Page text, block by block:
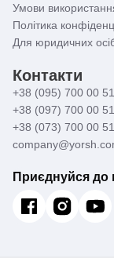
Умови
Політика
Для юридичних
Контакти
+38 (095) 700 00 51
+38 (097) 700 00 51
+38 (073) 700 00 51
Приєднуйся до